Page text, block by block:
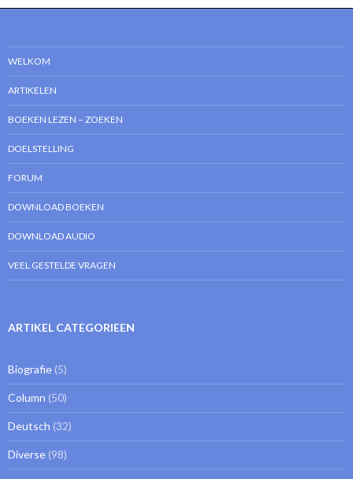
WELKOM
ARTIKELEN
BOEKEN LEZEN – ZOEKEN
DOELSTELLING
FORUM
DOWNLOAD BOEKEN
DOWNLOAD AUDIO
VEEL GESTELDE VRAGEN
ARTIKEL CATEGORIEEN
Biografie (5)
Column (50)
Deutsch (32)
Diverse (98)